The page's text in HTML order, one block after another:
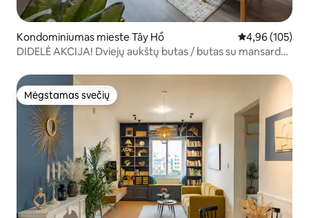
Kondominiumas mieste Tây Hồ Vidutinis
4,96 (105)
DIDELĖ AKCIJA! Dviejų aukštų butas / butas su mansarda /
Mėgstamas svečių
Mėgstamas svečių